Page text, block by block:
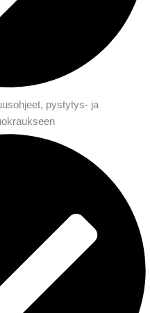
pystytys- ja